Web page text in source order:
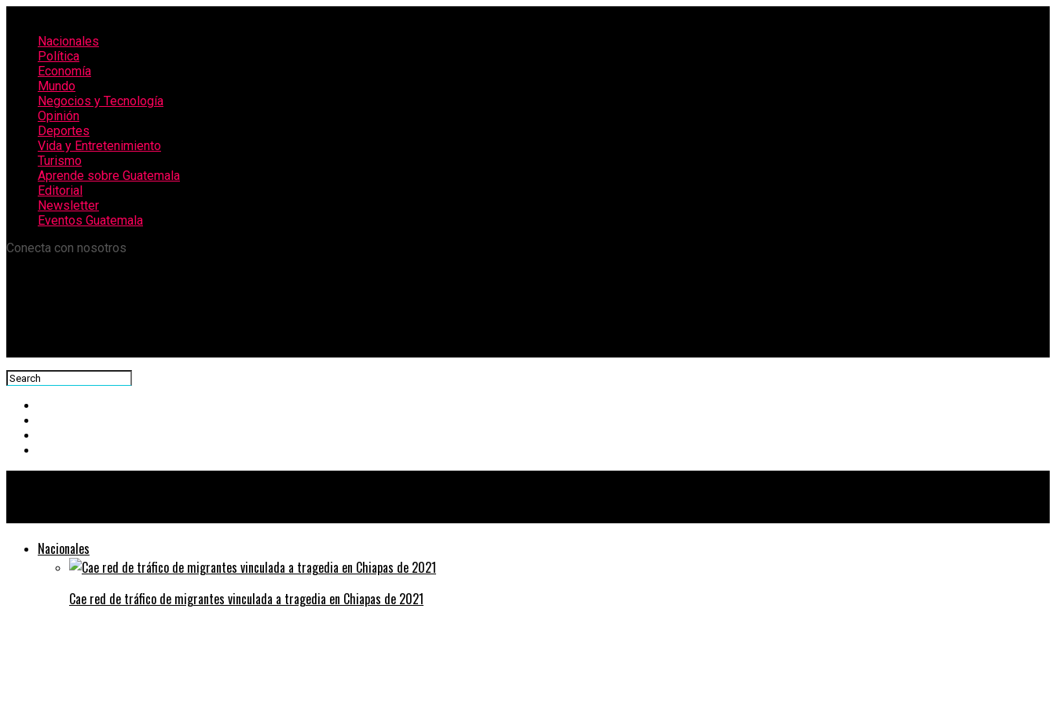
Nacionales
Política
Economía
Mundo
Negocios y Tecnología
Opinión
Deportes
Vida y Entretenimiento
Turismo
Aprende sobre Guatemala
Editorial
Newsletter
Eventos Guatemala
Conecta con nosotros
Nacionales
Cae red de tráfico de migrantes vinculada a tragedia en Chiapas de 2021